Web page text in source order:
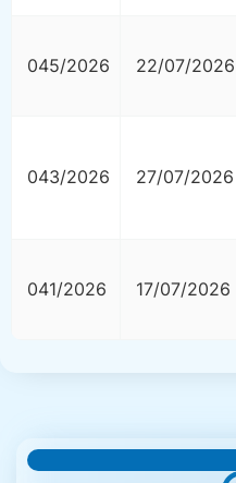
Currículo Escolar
Cursos de
Departamento de
045/2026 22/07/2026
043/2026 27/07/2026
041/2026 17/07/2026